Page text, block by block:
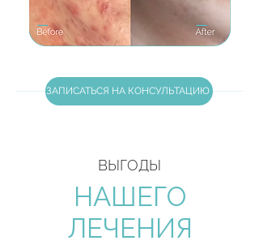
ЗАПИСАТЬСЯ НА КОНСУЛЬТАЦИЮ
ВЫГОДЫ
НАШЕГО
ЛЕЧЕНИЯ